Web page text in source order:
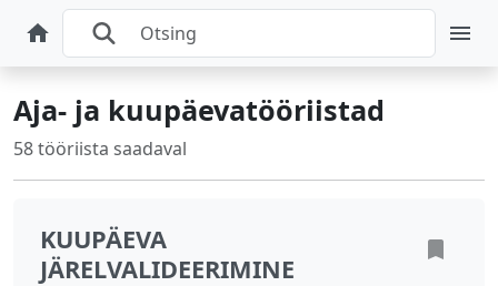
Aja- ja kuupäevatööriistad
58 tööriista saadaval
KUUPÄEVA
JÄRELVALIDEERIMINE